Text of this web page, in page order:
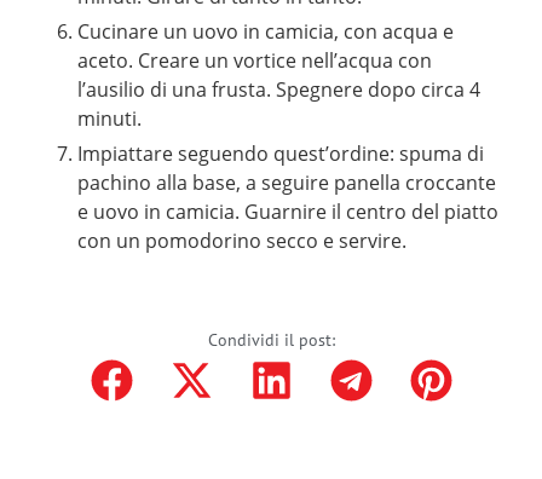
Cucinare un uovo in camicia, con acqua e
aceto. Creare un vortice nell’acqua con
l’ausilio di una frusta. Spegnere dopo circa 4
minuti.
Impiattare seguendo quest’ordine: spuma di
pachino alla base, a seguire panella croccante
e uovo in camicia. Guarnire il centro del piatto
con un pomodorino secco e servire.
Condividi il post: